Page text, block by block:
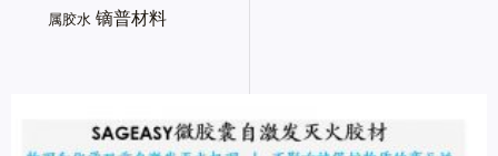
属胶水 镝普材料